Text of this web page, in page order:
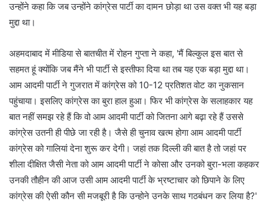
उन्होंने कहा कि जब उन्होंने कांग्रेस पार्टी का दामन छोड़ा था उस वक्त भी यह बड़ा
मुद्दा था।
अहमदाबाद में मीडिया से बातचीत में रोहन गुप्ता ने कहा, 'मैं बिल्कुल इस बात से
सहमत हूं क्योंकि जब मैंने भी पार्टी से इस्तीफा दिया था तब यह एक बड़ा मुद्दा था।
आम आदमी पार्टी ने गुजरात में कांग्रेस को 10-12 प्रतिशत वोट का नुकसान
पहुंचाया। इसलिए कांग्रेस का बुरा हाल हुआ। फिर भी कांग्रेस के सलाहकार यह
बात नहीं समझ रहे हैं कि वो आम आदमी पार्टी को जितना आगे बढ़ा रहे हैं उससे
कांग्रेस उतनी ही पीछे जा रही है। जैसे ही चुनाव खत्म होगा आम आदमी पार्टी
कांग्रेस को गालियां देना शुरू कर देगी। जहां तक दिल्ली की बात है तो जहां पर
शीला दीक्षित जैसी नेता को आम आदमी पार्टी ने कोसा और उनको बुरा-भला कहकर
उनकी तौहीन की आज उसी आम आदमी पार्टी के भ्रष्टाचार को छिपाने के लिए
कांग्रेस की ऐसी कौन सी मजबूरी है कि उन्होने उनके साथ गठबंधन कर लिया है?'